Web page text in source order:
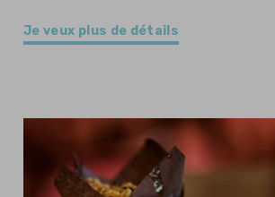
Je veux plus de détails